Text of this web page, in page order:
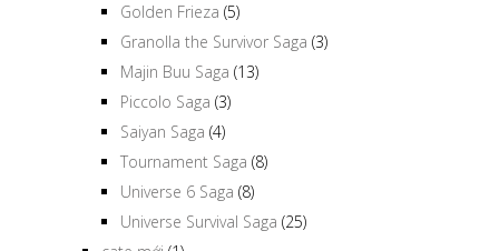
Golden Frieza (5)
Granolla the Survivor Saga (3)
Majin Buu Saga (13)
Piccolo Saga (3)
Saiyan Saga (4)
Tournament Saga (8)
Universe 6 Saga (8)
Universe Survival Saga (25)